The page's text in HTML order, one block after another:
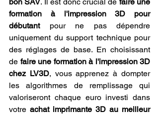
formation à l'impression 3D pour
débutant pour ne pas dépendre
uniquement du support technique pour
des réglages de base. En choisissant
de faire une formation à l'impression 3D
chez LV3D, vous apprenez à dompter
les algorithmes de remplissage qui
valoriseront chaque euro investi dans
votre achat imprimante 3D au meilleur